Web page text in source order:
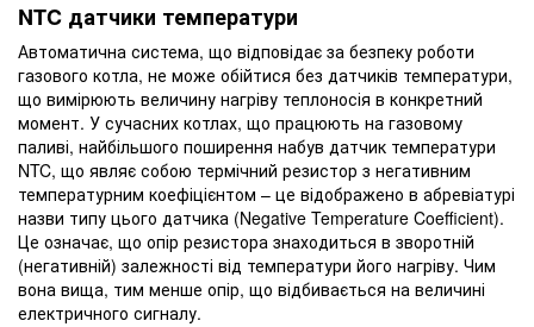
NTC датчики температури
Автоматична система, що відповідає за безпеку роботи
газового котла, не може обійтися без датчиків температури,
що вимірюють величину нагріву теплоносія в конкретний
момент. У сучасних котлах, що працюють на газовому
паливі, найбільшого поширення набув датчик температури
NTC, що являє собою термічний резистор з негативним
температурним коефіцієнтом – це відображено в абревіатурі
назви типу цього датчика (Negative Temperature Coefficient).
Це означає, що опір резистора знаходиться в зворотній
(негативній) залежності від температури його нагріву. Чим
вона вища, тим менше опір, що відбивається на величині
електричного сигналу.